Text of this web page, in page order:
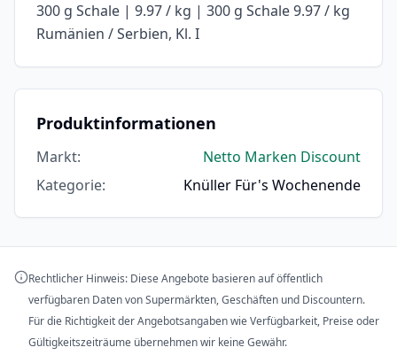
300 g Schale | 9.97 / kg | 300 g Schale 9.97 / kg
Rumänien / Serbien, Kl. I
Produktinformationen
Markt:
Netto Marken Discount
Kategorie: Knüller Für's Wochenende
Rechtlicher Hinweis: Diese Angebote basieren auf öffentlich
verfügbaren Daten von Supermärkten, Geschäften und Discountern.
Für die Richtigkeit der Angebotsangaben wie Verfügbarkeit, Preise oder
Gültigkeitszeiträume übernehmen wir keine Gewähr.